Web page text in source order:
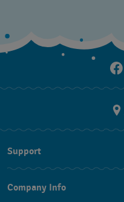
Support
FAQ
Company Info